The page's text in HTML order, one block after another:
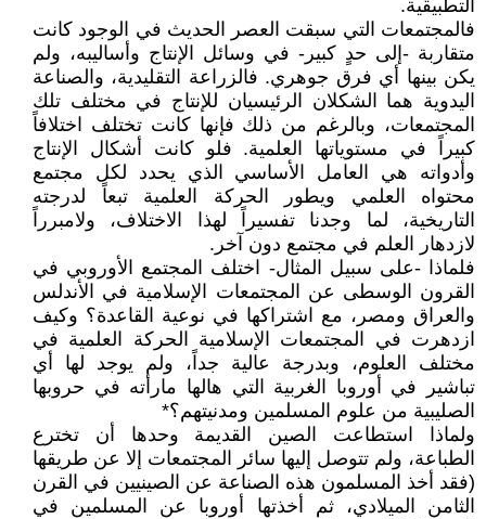
التطبيقية.
فالمجتمعات التي سبقت العصر الحديث في الوجود كانت
متقاربة -إلى حدٍ كبير- في وسائل الإنتاج وأساليبه، ولم
يكن بينها أي فرق جوهري. فالزراعة التقليدية، والصناعة
اليدوية هما الشكلان الرئيسيان للإنتاج في مختلف تلك
المجتمعات، وبالرغم من ذلك فإنها كانت تختلف اختلافاً
كبيراً في مستوياتها العلمية. فلو كانت أشكال الإنتاج
وأدواته هي العامل الأساسي الذي يحدد لكل مجتمع
محتواه العلمي ويطور الحركة العلمية تبعاً لدرجته
التاريخية، لما وجدنا تفسيراً لهذا الاختلاف، ولامبرراً
لازدهار العلم في مجتمع دون آخر.
فلماذا -على سبيل المثال- اختلف المجتمع الأوروبي في
القرون الوسطى عن المجتمعات الإسلامية في الأندلس
والعراق ومصر، مع اشتراكها في نوعية القاعدة؟ وكيف
ازدهرت في المجتمعات الإسلامية الحركة العلمية في
مختلف العلوم، وبدرجة عالية جداً، ولم يوجد لها أي
تباشير في أوروبا الغربية التي هالها مارأته في حروبها
الصليبية من علوم المسلمين ومدنيتهم؟*
ولماذا استطاعت الصين القديمة وحدها أن تخترع
الطباعة، ولم تتوصل إليها سائر المجتمعات إلا عن طريقها
(فقد أخذ المسلمون هذه الصناعة عن الصينيين في القرن
الثامن الميلادي، ثم أخذتها أوروبا عن المسلمين في